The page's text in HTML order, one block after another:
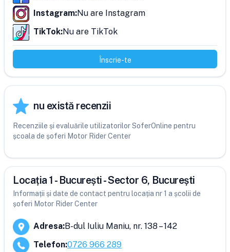
Instagram:Nu are Instagram
TikTok:Nu are TikTok
Înscrie-te
nu există recenzii
Recenziile și evaluările utilizatorilor SoferOnline pentru
școala de șoferi Motor Rider Center
Locația 1 - București - Sector 6, București
Informații și date de contact pentru locația nr 1 a școlii de
șoferi Motor Rider Center
Adresa:B-dul Iuliu Maniu, nr. 138 – 142
Telefon:0726 966 289